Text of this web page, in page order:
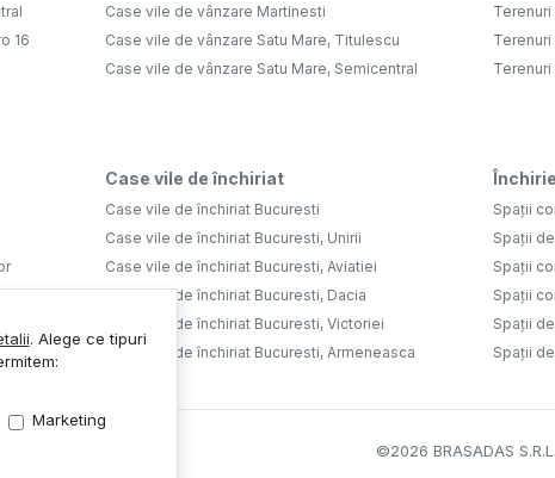
16
Case vile de vânzare Martinesti
Case vile de vânzare Satu Mare, Titulescu
Case vile de vânzare Satu Mare, Semicentral
Terenuri
Case vile de închiriat
Case vile de închiriat Bucuresti
Case vile de închiriat Bucuresti, Unirii
Case vile de închiriat Bucuresti, Aviatiei
Case vile de închiriat Bucuresti, Dacia
Case vile de închiriat Bucuresti, Victoriei
Case vile de închiriat Bucuresti, Armeneasca
Spații
Spații
Spații
Spații
Spații
Spații
©2026 BRASADAS S.R.L.
. Alege ce tipuri
Marketing